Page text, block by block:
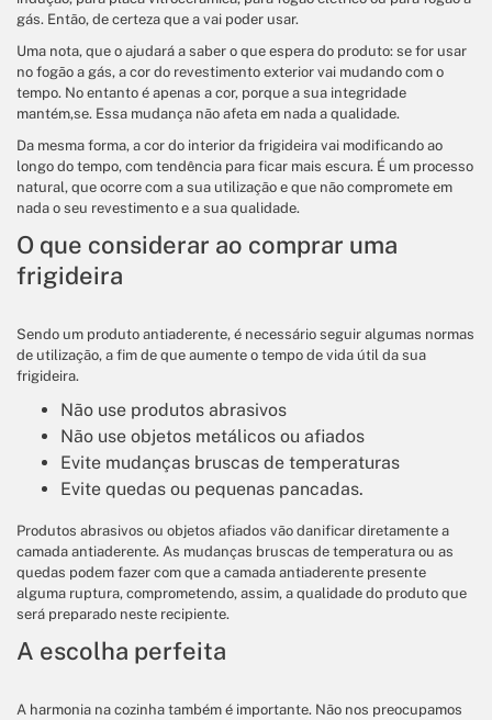
gás. Então, de certeza que a vai poder usar.
Uma nota, que o ajudará a saber o que espera do produto: se for usar
no fogão a gás, a cor do revestimento exterior vai mudando com o
tempo. No entanto é apenas a cor, porque a sua integridade
mantém,se. Essa mudança não afeta em nada a qualidade.
Da mesma forma, a cor do interior da frigideira vai modificando ao
longo do tempo, com tendência para ficar mais escura. É um processo
natural, que ocorre com a sua utilização e que não compromete em
nada o seu revestimento e a sua qualidade.
O que considerar ao comprar uma
frigideira
Sendo um produto antiaderente, é necessário seguir algumas normas
de utilização, a fim de que aumente o tempo de vida útil da sua
frigideira.
Não use produtos abrasivos
Não use objetos metálicos ou afiados
Evite mudanças bruscas de temperaturas
Evite quedas ou pequenas pancadas.
Produtos abrasivos ou objetos afiados vão danificar diretamente a
camada antiaderente. As mudanças bruscas de temperatura ou as
quedas podem fazer com que a camada antiaderente presente
alguma ruptura, comprometendo, assim, a qualidade do produto que
será preparado neste recipiente.
A escolha perfeita
A harmonia na cozinha também é importante. Não nos preocupamos